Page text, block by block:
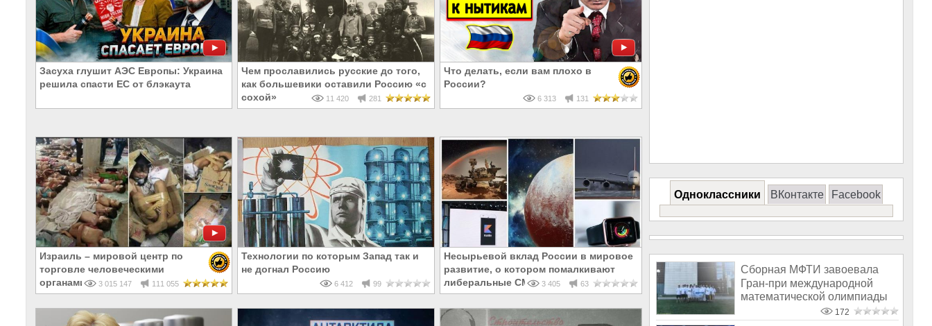
Засуха глушит АЭС Европы: Украина
решила спасти ЕС от блэкаута
Чем прославились русские до того,
как большевики оставили Россию «с
сохой»
11 420 281
Что делать, если вам плохо в
России?
6 313 131
Израиль – мировой центр по
торговле человеческими
органами
3 015 147 111 055
Технологии по которым Запад так и
не догнал Россию
6 412 99
Несырьевой вклад России в мировое
развитие, о котором помалкивают
либеральные СМИ 3 405 63
Одноклассники ВКонтакте Facebook
Сборная МФТИ завоевала
Гран-при международной
математической олимпиады
172